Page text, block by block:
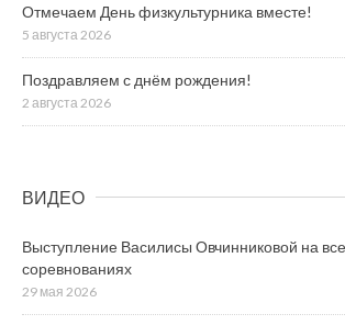
Отмечаем День физкультурника вместе!
5 августа 2026
Поздравляем с днём рождения!
2 августа 2026
ВИДЕО
Выступление Василисы Овчинниковой на
соревнованиях
29 мая 2026